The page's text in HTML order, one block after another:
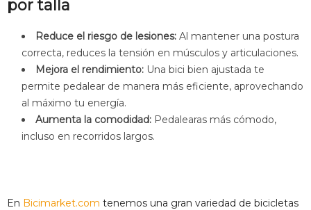
por talla
Reduce el riesgo de lesiones: Al mantener una postura
correcta, reduces la tensión en músculos y articulaciones.
Mejora el rendimiento: Una bici bien ajustada te
permite pedalear de manera más eficiente, aprovechando
al máximo tu energía.
Aumenta la comodidad: Pedalearas más cómodo,
incluso en recorridos largos.
En Bicimarket.com tenemos una gran variedad de bicicletas